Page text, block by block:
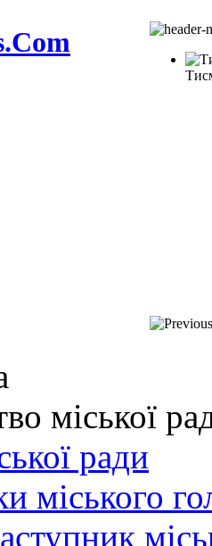
міської
ради
міського